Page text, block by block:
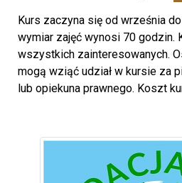
Kurs zaczyna się od września
wymiar zajęć wynosi 70 godzin.
wszystkich zainteresowanych.
mogą wziąć udział w kursie za
lub opiekuna prawnego. Koszt